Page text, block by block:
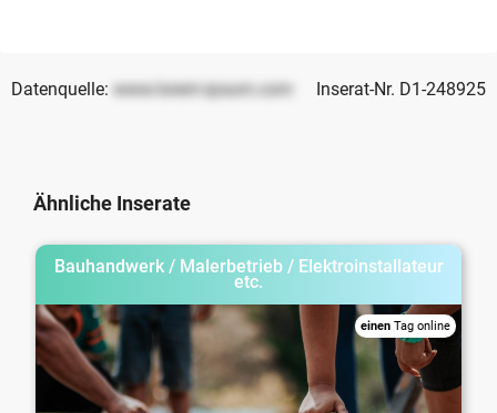
Datenquelle: www.lorem-ipsum.com Inserat-Nr. D1-248925
Ähnliche Inserate
Bauhandwerk / Malerbetrieb / Elektroinstallateur
etc.
einen Tag online